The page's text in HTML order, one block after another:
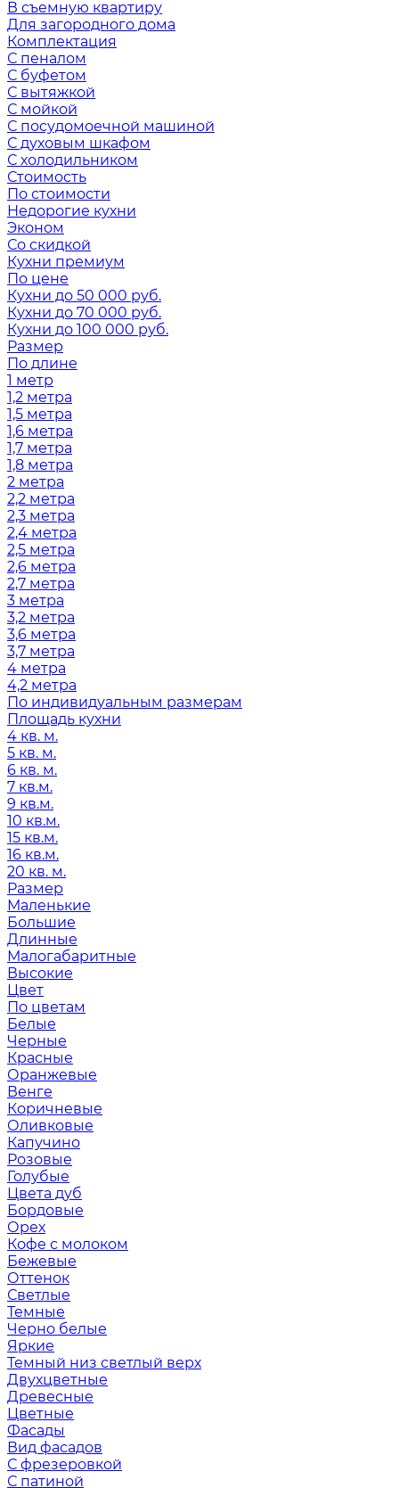
В съемную квартиру
Для загородного дома
Комплектация
С пеналом
С буфетом
С вытяжкой
С мойкой
С посудомоечной машиной
С духовым шкафом
С холодильником
Стоимость
По стоимости
Недорогие кухни
Эконом
Со скидкой
Кухни премиум
По цене
Кухни до 50 000 руб.
Кухни до 70 000 руб.
Кухни до 100 000 руб.
Размер
По длине
1 метр
1,2 метра
1,5 метра
1,6 метра
1,7 метра
1,8 метра
2 метра
2,2 метра
2,3 метра
2,4 метра
2,5 метра
2,6 метра
2,7 метра
3 метра
3,2 метра
3,6 метра
3,7 метра
4 метра
4,2 метра
По индивидуальным размерам
Площадь кухни
4 кв. м.
5 кв. м.
6 кв. м.
7 кв.м.
9 кв.м.
10 кв.м.
15 кв.м.
16 кв.м.
20 кв. м.
Размер
Маленькие
Большие
Длинные
Малогабаритные
Высокие
Цвет
По цветам
Белые
Черные
Красные
Оранжевые
Венге
Коричневые
Оливковые
Капучино
Розовые
Голубые
Цвета дуб
Бордовые
Орех
Кофе с молоком
Бежевые
Оттенок
Светлые
Темные
Черно белые
Яркие
Темный низ светлый верх
Двухцветные
Древесные
Цветные
Фасады
Вид фасадов
С фрезеровкой
С патиной